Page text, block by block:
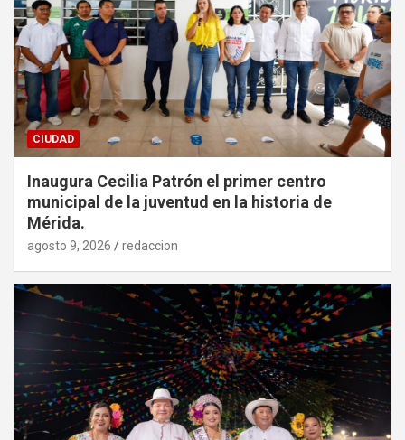
CIUDAD
Inaugura Cecilia Patrón el primer centro
municipal de la juventud en la historia de
Mérida.
agosto 9, 2026 redaccion